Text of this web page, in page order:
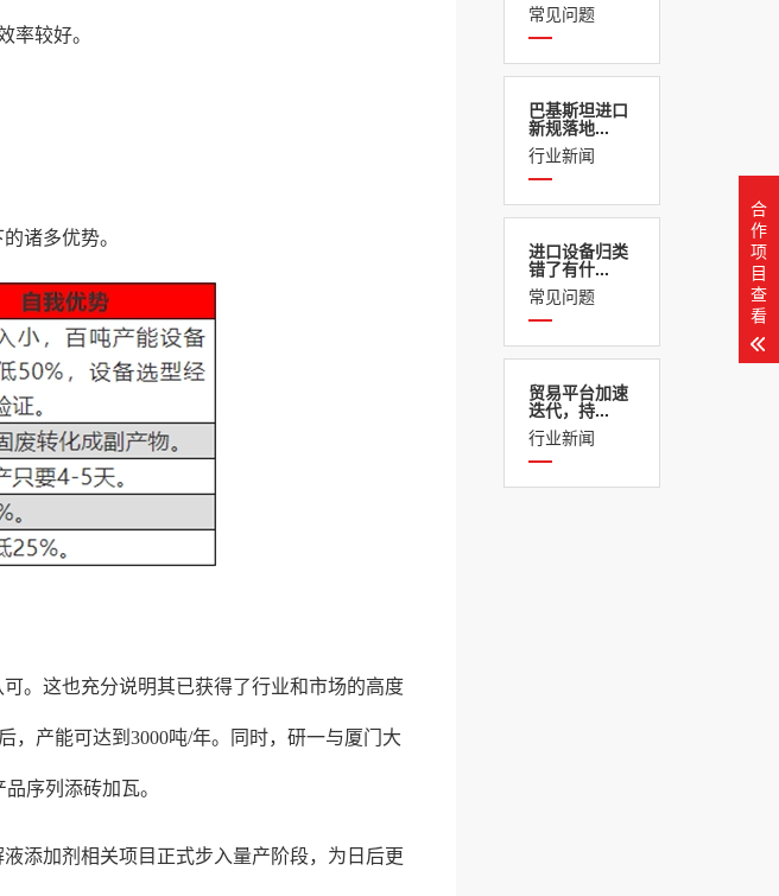
常见问题
巴基斯坦进口
新规落地...
行业新闻
进口设备归类
错了有什...
常见问题
贸易平台加速
迭代，持...
行业新闻
率较好。
诸多优势。
。这也充分说明其已获得了行业和市场的高度
，产能可达到3000吨/年。同时，研一与厦门大
序列添砖加瓦。
添加剂相关项目正式步入量产阶段，为日后更
合
作
项
目
查
看